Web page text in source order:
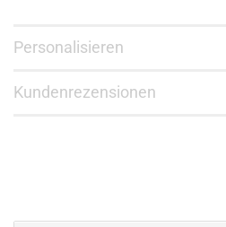
Personalisieren
Kundenrezensionen